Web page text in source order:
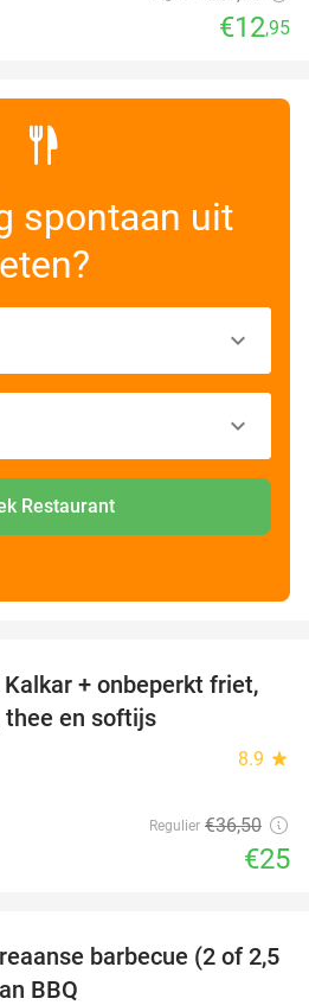
€12,95
spontaan uit
eten?
Restaurant
32%
+ onbeperkt friet,
thee en softijs
8.9 star
Regulier €36,50
€25
30%
barbecue (2 of 2,5
BBQ